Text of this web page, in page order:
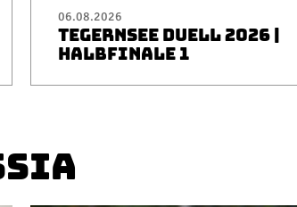
06.08.2026
TEGERNSEE DUELL 2026 |
HALBFINALE 1